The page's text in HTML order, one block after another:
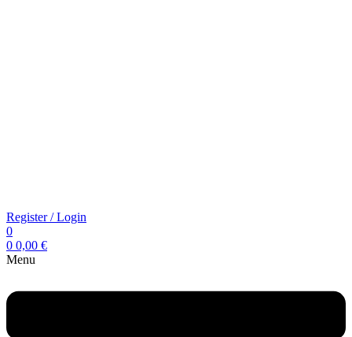
Register / Login
0
0 0,00 €
Menu